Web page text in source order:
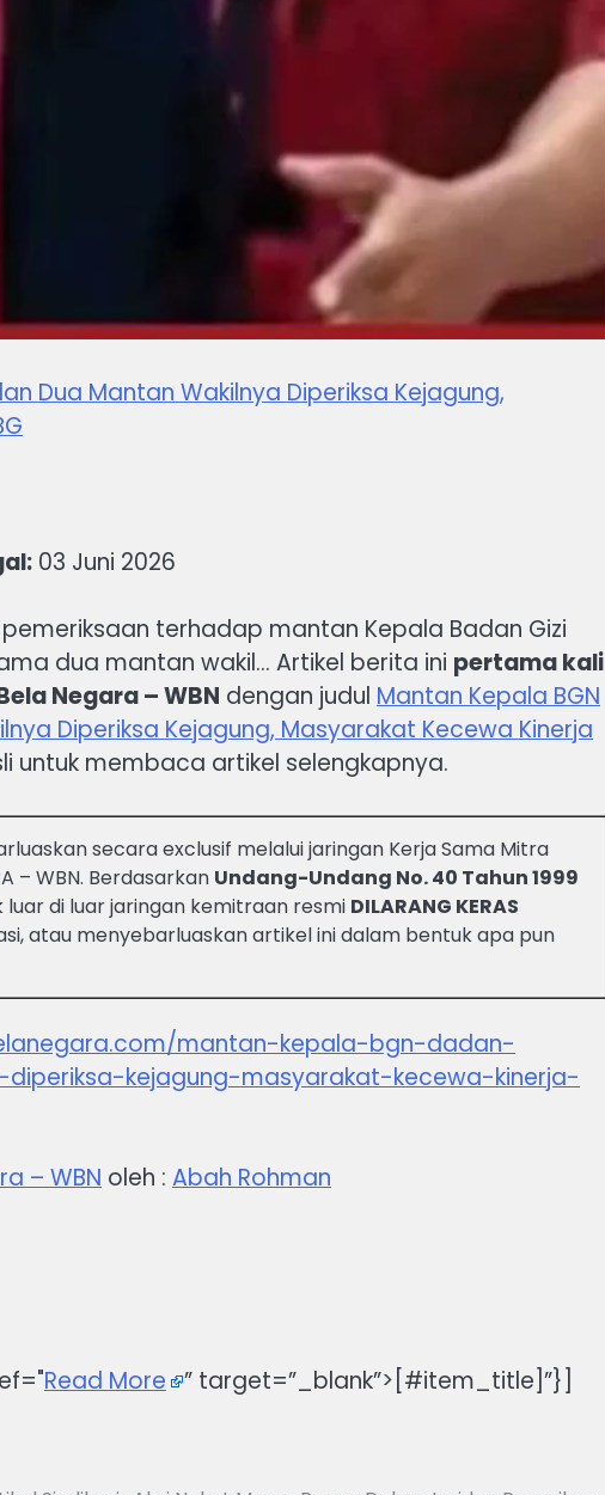
Dua Mantan Wakilnya Diperiksa Kejagung,
03 Juni 2026
terhadap mantan Kepala Badan Gizi
dua mantan wakil… Artikel berita ini pertama kali
Negara – WBN dengan judul Mantan Kepala BGN
Diperiksa Kejagung, Masyarakat Kecewa Kinerja
untuk membaca artikel selengkapnya.
secara exclusif melalui jaringan Kerja Sama Mitra
– WBN. Berdasarkan Undang-Undang No. 40 Tahun 1999
di luar jaringan kemitraan resmi DILARANG KERAS
atau menyebarluaskan artikel ini dalam bentuk apa pun
mantan-kepala-bgn-dadan-
kejagung-masyarakat-kecewa-kinerja-
– WBN oleh : Abah Rohman
Read More ” target=”_blank”>[#item_title]”}]